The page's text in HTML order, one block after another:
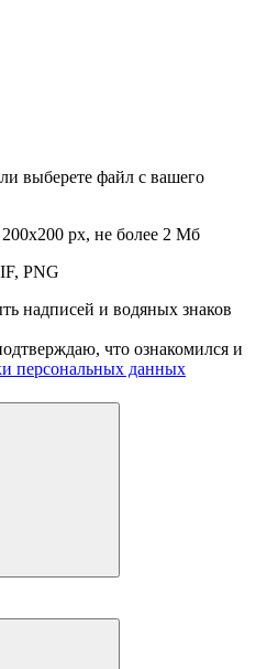
выберете файл с вашего
px, не более 2 Мб
PNG
надписей и водяных знаков
что ознакомился и
персональных данных